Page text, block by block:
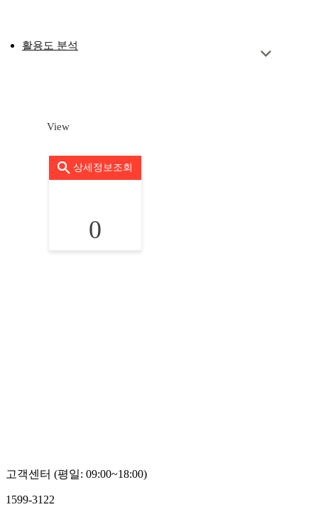
활용도 분석
View
상세정보조회
0
고객센터 (평일: 09:00~18:00)
1599-3122